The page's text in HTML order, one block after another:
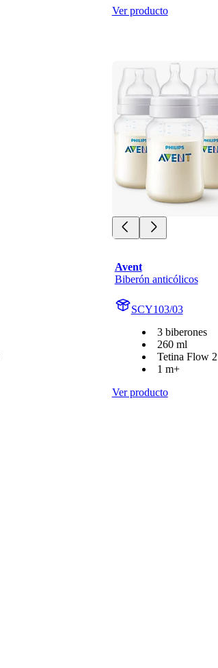
Ver producto
Avent
Biberón anticólicos
SCY103/03
3 biberones
260 ml
Tetina Flow 2
1 m+
Ver producto